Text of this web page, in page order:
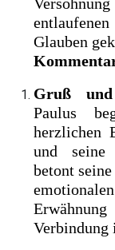
Glauben
Gruß und
Paulus
herzlichen
und seine
betont
Verbindung